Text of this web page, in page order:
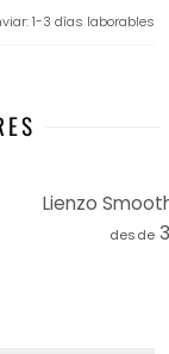
: 1-3 días laborables
Lienzo
desde